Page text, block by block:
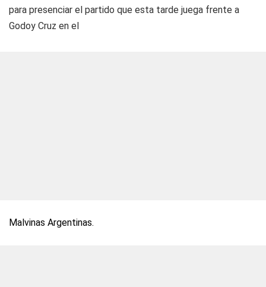
para presenciar el partido que esta tarde juega frente a
Godoy Cruz en el
Malvinas Argentinas.